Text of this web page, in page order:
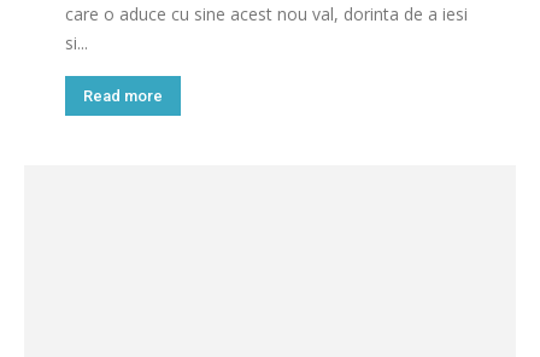
care o aduce cu sine acest nou val, dorinta de a iesi
si...
Read more